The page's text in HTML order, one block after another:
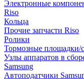
Электронные
Riso
Кольца
Прочие запчасти Riso
Ролики
Тормозные площадки/
Узлы аппаратов в
Samsung
Автоподатчики